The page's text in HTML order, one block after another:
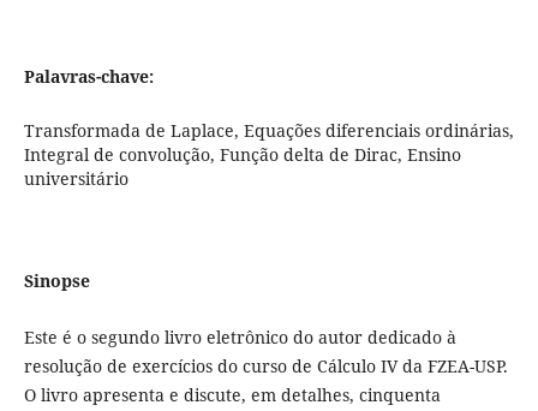
Palavras-chave:
Transformada de Laplace, Equações diferenciais ordinárias,
Integral de convolução, Função delta de Dirac, Ensino
universitário
Sinopse
Este é o segundo livro eletrônico do autor dedicado à
resolução de exercícios do curso de Cálculo IV da FZEA-USP.
O livro apresenta e discute, em detalhes, cinquenta